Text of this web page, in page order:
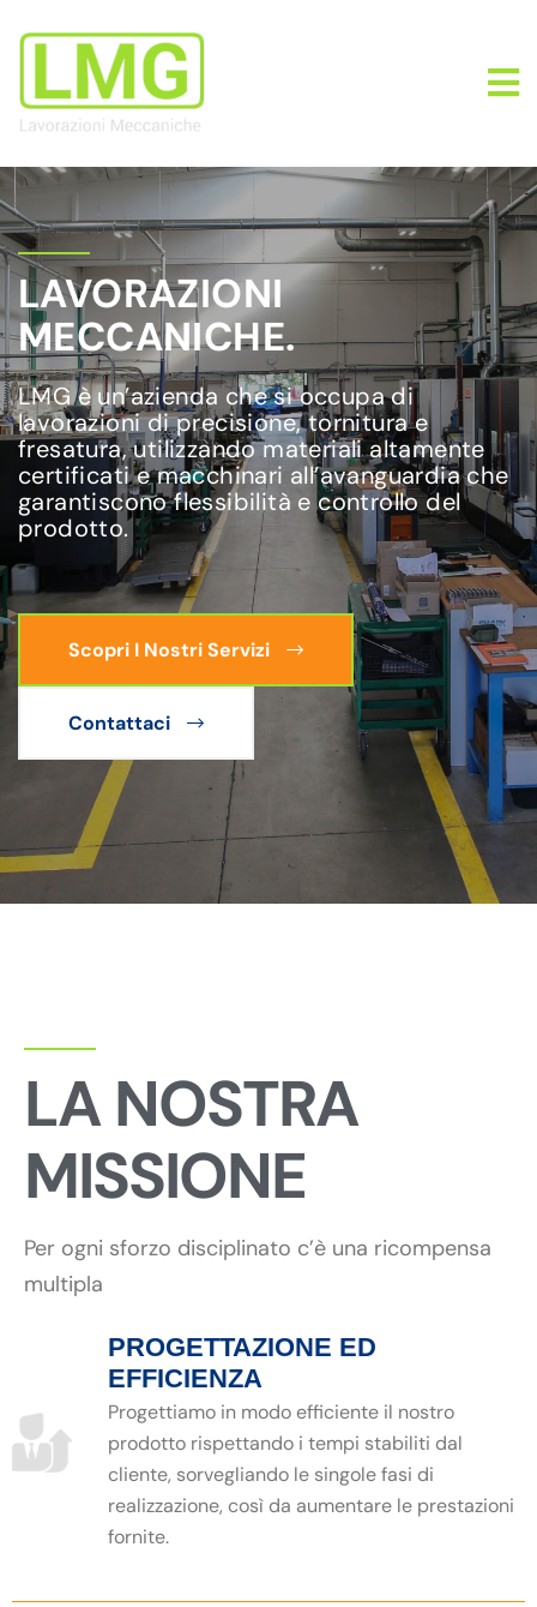
LAVORAZIONI
MECCANICHE.
LMG è un’azienda che si occupa di
lavorazioni di precisione, tornitura e
fresatura, utilizzando materiali altamente
certificati e macchinari all’avanguardia che
garantiscono flessibilità e controllo del
prodotto.
Scopri I Nostri Servizi
Contattaci
LA NOSTRA
MISSIONE
Per ogni sforzo disciplinato c’è una ricompensa
multipla
PROGETTAZIONE ED
EFFICIENZA
Progettiamo in modo efficiente il nostro
prodotto rispettando i tempi stabiliti dal
cliente, sorvegliando le singole fasi di
realizzazione, così da aumentare le prestazioni
fornite.